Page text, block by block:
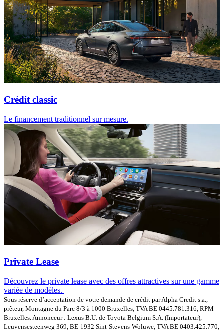
Crédit classic
Le financement traditionnel sur mesure.
Private Lease
Découvrez le private lease avec des offres attractives sur une gamme
variée de modèles.
Sous réserve d’acceptation de votre demande de crédit par Alpha Credit s.a.,
prêteur, Montagne du Parc 8/3 à 1000 Bruxelles, TVA BE 0445.781.316, RPM
Bruxelles. Annonceur : Lexus B.U. de Toyota Belgium S.A. (Importateur),
Leuvensesteenweg 369, BE-1932 Sint-Stevens-Woluwe, TVA BE 0403.425.770,